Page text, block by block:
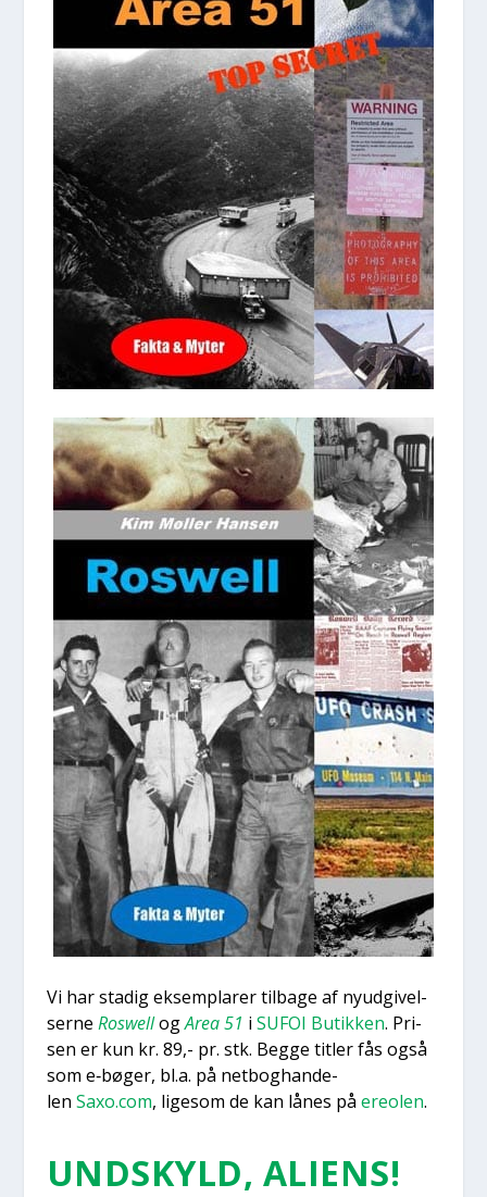
Vi har sta­dig eksem­pla­rer til­ba­ge af nyud­gi­vel­
ser­ne RoswellogArea 51 i SUFOI Butik­ken. Pri­
sen er kun kr. 89,- pr. stk. Beg­ge tit­ler fås også
som e‑bøger, bl.a. på net­bog­han­de­
len Saxo.com, lige­som de kan lånes på ere­o­len.
UND­SKYLD, ALI­ENS!